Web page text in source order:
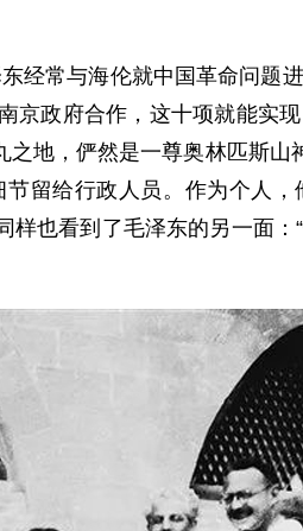
常与海伦就中国革命问题
京政府合作，这十项就能实
地，俨然是一尊奥林匹斯山
留给行政人员。作为个人
也看到了毛泽东的另一面：